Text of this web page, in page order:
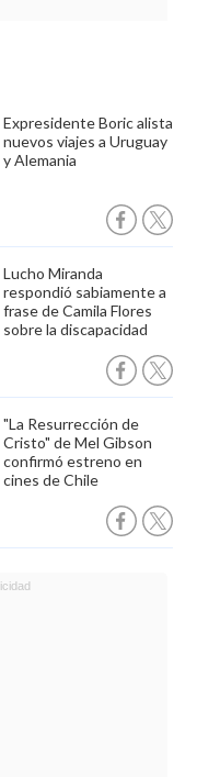
Expresidente Boric alista
nuevos viajes a Uruguay
y Alemania
Lucho Miranda
respondió sabiamente a
frase de Camila Flores
sobre la discapacidad
"La Resurrección de
Cristo" de Mel Gibson
confirmó estreno en
cines de Chile